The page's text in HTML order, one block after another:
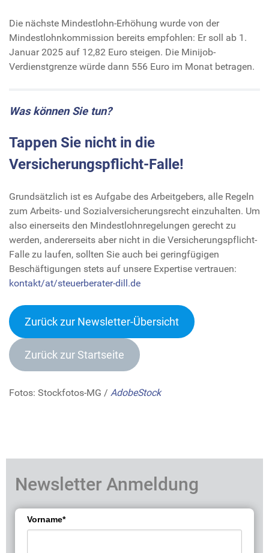
Die nächste Mindestlohn-Erhöhung wurde von der
Mindestlohnkommission bereits empfohlen: Er soll ab 1.
Januar 2025 auf 12,82 Euro steigen. Die Minijob-
Verdienstgrenze würde dann 556 Euro im Monat betragen.
Was können Sie tun?
Tappen Sie nicht in die
Versicherungspflicht-Falle!
Grundsätzlich ist es Aufgabe des Arbeitgebers, alle Regeln
zum Arbeits- und Sozialversicherungsrecht einzuhalten. Um
also einerseits den Mindestlohnregelungen gerecht zu
werden, andererseits aber nicht in die Versicherungspflicht-
Falle zu laufen, sollten Sie auch bei geringfügigen
Beschäftigungen stets auf unsere Expertise vertrauen:
kontakt/at/steuerberater-dill.de
Zurück zur Newsletter-Übersicht
Zurück zur Startseite
Fotos: Stockfotos-MG / AdobeStock
Newsletter Anmeldung
Vorname*